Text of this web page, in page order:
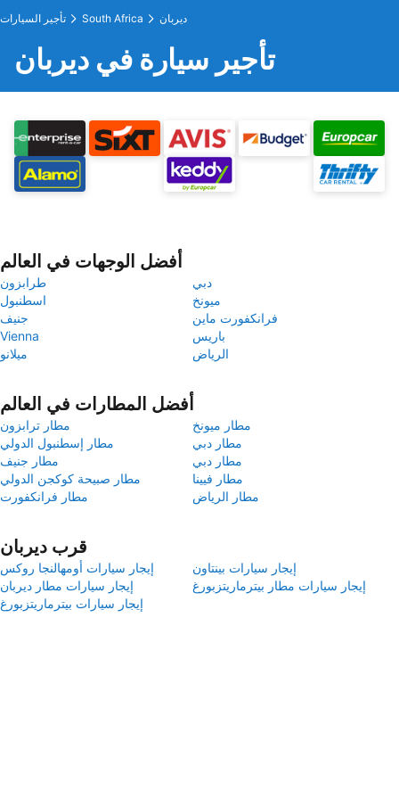
تأجير السيارات South Africa ديربان
تأجير سيارة في ديربان
أفضل الوجهات في العالم
طرابزون
دبي
اسطنبول
ميونخ
جنيف
فرانكفورت ماين
Vienna
باريس
ميلانو
الرياض
أفضل المطارات في العالم
مطار ترابزون
مطار ميونخ
مطار إسطنبول الدولي
مطار دبي
مطار جنيف
مطار دبي
مطار صبيحة كوكجن الدولي
مطار فيينا
مطار فرانكفورت
مطار الرياض
قرب ديربان
إيجار سيارات أومهالنجا روكس
إيجار سيارات بينتاون
إيجار سيارات مطار ديربان
إيجار سيارات مطار بيترماريتزبورغ
إيجار سيارات بيترماريتزبورغ